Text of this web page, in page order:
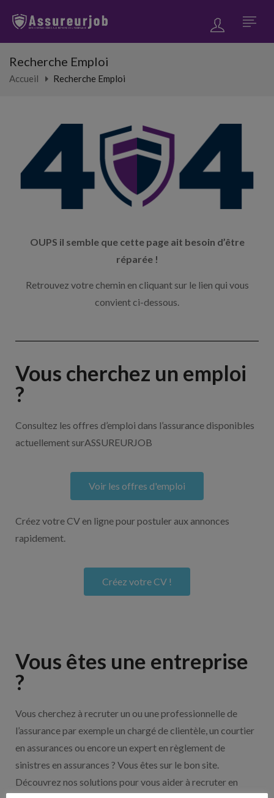
Recherche Emploi
Accueil Recherche Emploi
OUPS il semble que cette page ait besoin d’être
réparée !
Retrouvez votre chemin en cliquant sur le lien qui vous
convient ci-dessous.
Vous cherchez un emploi
?
Consultez les offres d’emploi dans l’assurance disponibles
actuellement surASSUREURJOB
Voir les offres d'emploi
Créez votre CV en ligne pour postuler aux annonces
rapidement.
Créez votre CV !
Vous êtes une entreprise
?
Vous cherchez à recruter un ou une professionnelle de
l’assurance par exemple un chargé de clientèle, un courtier
en assurances ou encore un expert en règlement de
sinistres en assurances ? Vous êtes sur le bon site.
Découvrez nos solutions pour vous aider à recruter en